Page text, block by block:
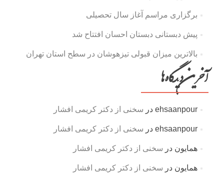
برگزاری مراسم آغاز سال تحصیلی
پیش دبستانی دبستان احسان افتتاح شد
بالاترین میزان قبولی تیزهوشان در سطح استان تهران
آخرین دیدگاه‌ها
ehsaanpourدر سخنی از دکتر کریمی افشار
ehsaanpourدر سخنی از دکتر کریمی افشار
همایون در سخنی از دکتر کریمی افشار
همایون در سخنی از دکتر کریمی افشار